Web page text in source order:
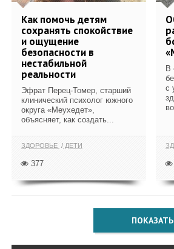
Как помочь детям
сохранять спокойствие
и ощущение
безопасности в
нестабильной
реальности
Эфрат Перец-Томер, старший
клинический психолог южного
округа «Меухедет»,
объясняет, как создать...
ЗДОРОВЬЕ ДЕТИ
377
В
с